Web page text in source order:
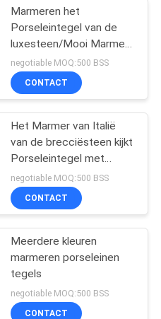
Marmeren het
Porseleintegel van de
luxesteen/Mooi Marmer
zoals Keramische tegel
negotiable MOQ:500 BSS
CONTACT
Het Marmer van Italië
van de brecciësteen kijkt
Porseleintegel met
Opgepoetste/
negotiable MOQ:500 BSS
CONTACT
Meerdere kleuren
marmeren porseleinen
tegels
negotiable MOQ:500 BSS
CONTACT